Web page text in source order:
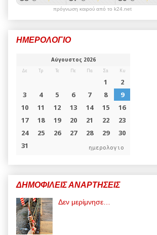
πρόγνωση καιρού από το k24.net
ΗΜΕΡΟΛΟΓΙΟ
ημερολογιο
ΔΗΜΟΦΙΛΕΙΣ ΑΝΑΡΤΗΣΕΙΣ
Δεν μερίμνησε…